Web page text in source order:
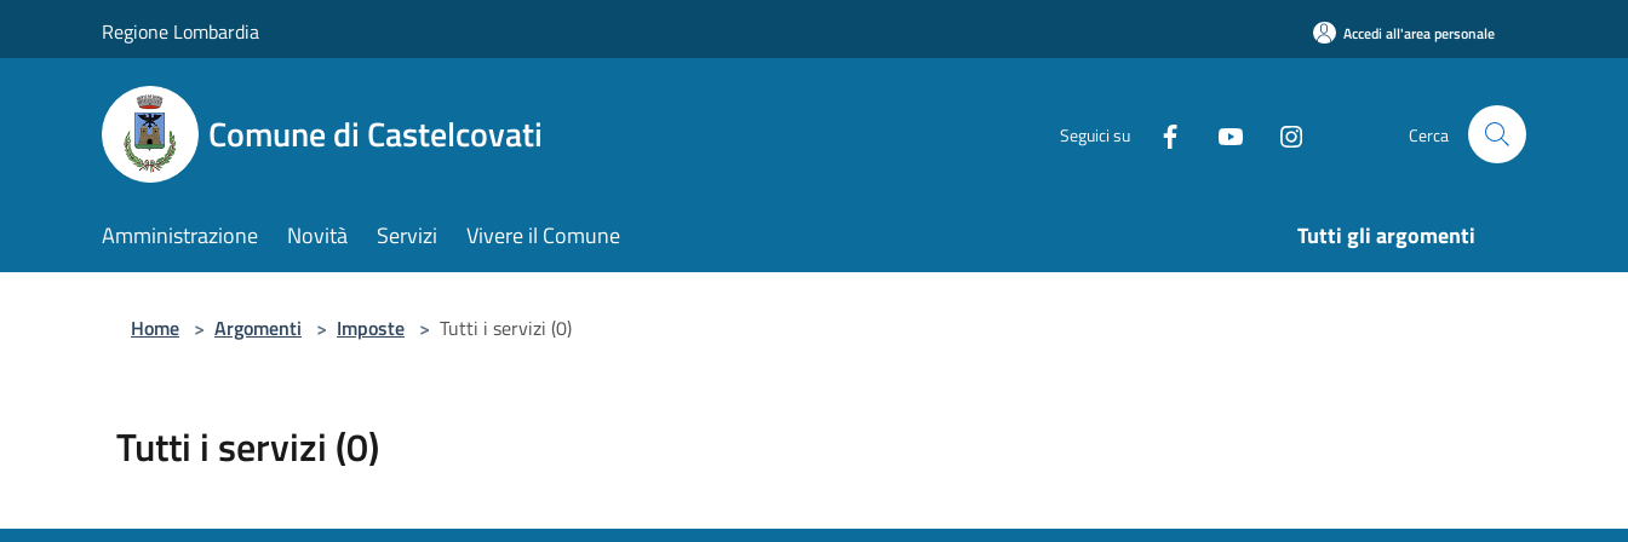
Regione Lombardia Accedi all'area personale
Comune di Castelcovati Seguici su Cerca
Amministrazione Novità Servizi Vivere il Comune Tutti gli argomenti
Home > Argomenti > Imposte > Tutti i servizi (0)
Tutti i servizi (0)